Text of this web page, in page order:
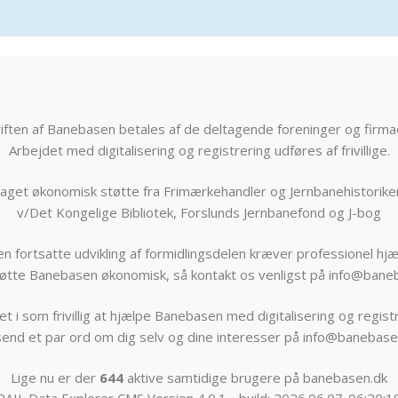
af Banebasen betales af de deltagende foreninger og
Arbejdet med digitalisering og registrering udføres af frivillige.
økonomisk støtte fra Frimærkehandler og
v/Det Kongelige Bibliotek, Forslunds Jernbanefond og J-bog
fortsatte udvikling af formidlingsdelen kræver professionel
Banebasen økonomisk, så kontakt os venligst på
i som frivillig at hjælpe Banebasen med digitalisering og
et par ord om dig selv og dine interesser på
Lige nu er der 644 aktive samtidige brugere på banebasen.dk